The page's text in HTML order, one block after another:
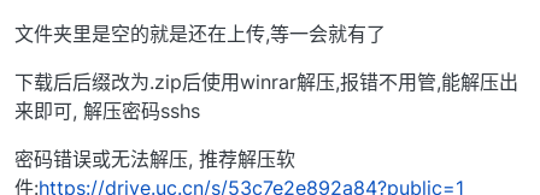
文件夹里是空的就是还在上传,等一会就有了
下载后后缀改为.zip后使用winrar解压,报错不用管,能解压出
来即可, 解压密码sshs
密码错误或无法解压, 推荐解压软
件:https://drive.uc.cn/s/53c7e2e892a84?public=1